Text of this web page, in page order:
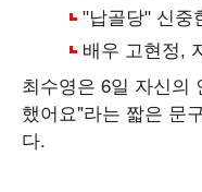
최수영은 6일 자신의
했어요"라는 짧은 문
다.